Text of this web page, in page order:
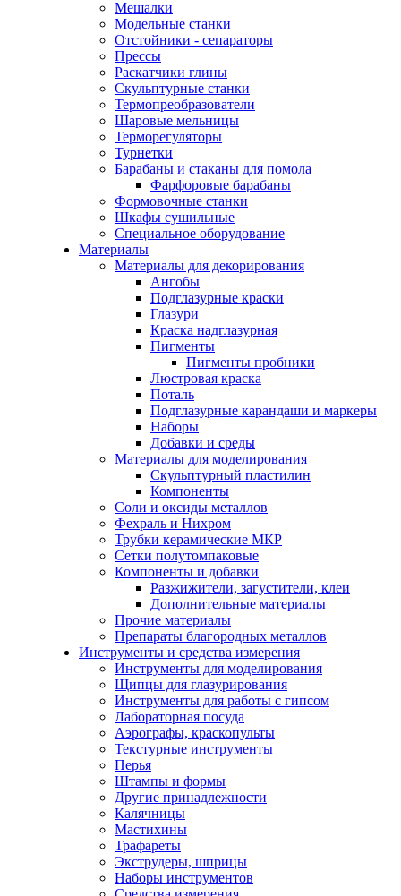
Мешалки
Модельные станки
Отстойники - сепараторы
Прессы
Раскатчики глины
Скульптурные станки
Термопреобразователи
Шаровые мельницы
Терморегуляторы
Турнетки
Барабаны и стаканы для помола
Фарфоровые барабаны
Формовочные станки
Шкафы сушильные
Специальное оборудование
Материалы
Материалы для декорирования
Ангобы
Подглазурные краски
Глазури
Краска надглазурная
Пигменты
Пигменты пробники
Люстровая краска
Поталь
Подглазурные карандаши и маркеры
Наборы
Добавки и среды
Материалы для моделирования
Скульптурный пластилин
Компоненты
Соли и оксиды металлов
Фехраль и Нихром
Трубки керамические МКР
Сетки полутомпаковые
Компоненты и добавки
Разжижители, загустители, клеи
Дополнительные материалы
Прочие материалы
Препараты благородных металлов
Инструменты и средства измерения
Инструменты для моделирования
Щипцы для глазурирования
Инструменты для работы с гипсом
Лабораторная посуда
Аэрографы, краскопульты
Текстурные инструменты
Перья
Штампы и формы
Другие принадлежности
Калячницы
Мастихины
Трафареты
Экструдеры, шприцы
Наборы инструментов